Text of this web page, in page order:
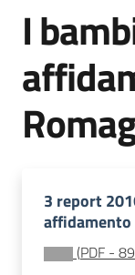
Centri
estivi
e
soggiorni
socioeducativi
ricerca
I
3 report
(PDF -